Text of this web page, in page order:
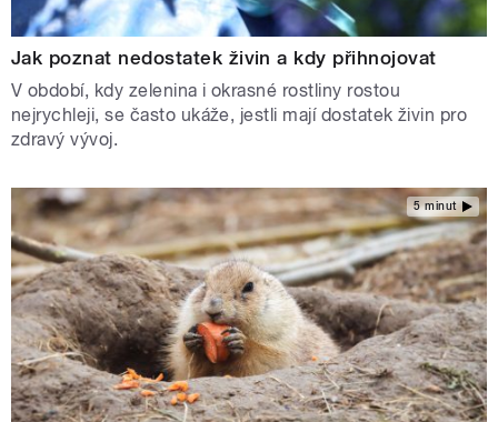
Jak poznat nedostatek živin a kdy přihnojovat
V období, kdy zelenina i okrasné rostliny rostou
nejrychleji, se často ukáže, jestli mají dostatek živin pro
zdravý vývoj.
5 minut